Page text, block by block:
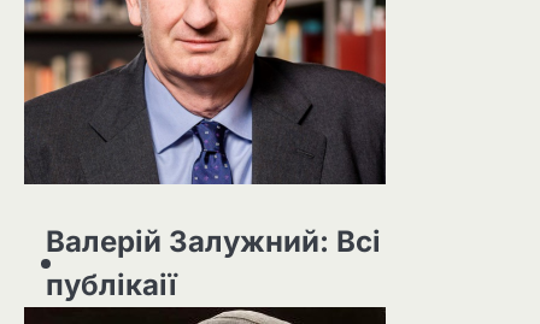
Валерій Залужний: Всі
публікаії